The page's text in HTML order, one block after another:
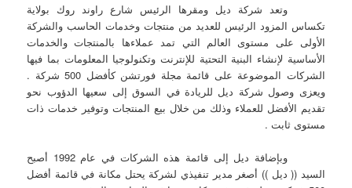
وتعد شركة ديل ومقرها الرئيس شارع راوند روك بولاية
تكساس المزود الرئيس للعديد من منتجات وخدمات الحاسب والشركة
الأولى على مستوى العالم التي تمد عملاءها بالمنتجات والخدمات
الأساسية لإنشاء البنية التحتية للإنترنت وتكنولوجيا المعلومات بما فيها
الشركات الموضوعة على قائمة مجلة فورتشن كأفضل 500 شركة .
ويعزى وصول شركة ديل للريادة في السوق إلى سعيها الدؤوب نحو
تقديم الأفضل للعملاء وذلك من خلال بيع المنتجات وتوفير خدمات ذات
مستوى ثابت .
وبإضافة ديل إلى قائمة هذه الشركات في عام 1992 أصبح
السيد (( ديل )) أصغر مدير تنفيذي لشركة يحتل مكانة في قائمة أفضل